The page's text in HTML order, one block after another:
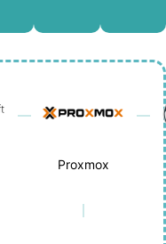
Proxmox